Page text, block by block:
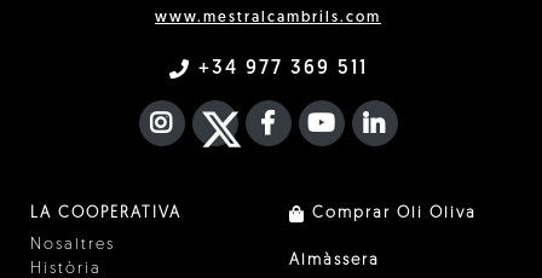
www.mestralcambrils.com
+34 977 369 511
INSTAGRAM
TWITTER
FACEBOOK F
YOUTUBEFA LINKEDIN
LA COOPERATIVA
Nosaltres
Història
Comprar Oli Oliva
Almàssera